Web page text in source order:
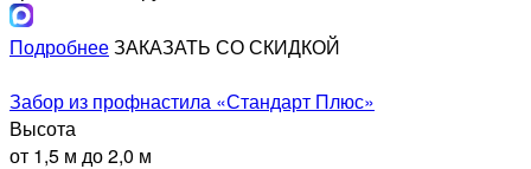
ПодробнееЗАКАЗАТЬ СО СКИДКОЙ
Забор из профнастила «Стандарт Плюс»
Высота
от 1,5 м до 2,0 м